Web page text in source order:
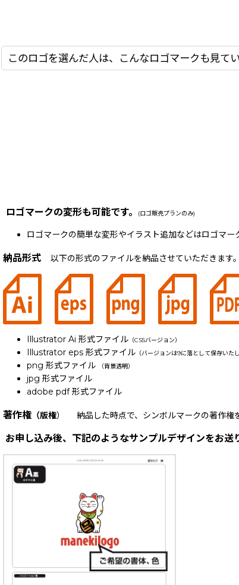
このロゴを選んだ人は、こんなロゴマークも見てい
ロゴマークの変形も可能です。 (ロゴ販売プランのみ)
ロゴマークの簡単な変形やイラスト追加などはロゴマ
納品形式 以下の形式のファイルを納品させていただきます。
Illustrator Ai 形式ファイル （CS5バージョン）
Illustrator eps 形式ファイル （バージョンは9に落として保存いたし
png 形式ファイル （背景透明）
jpg 形式ファイル
adobe pdf 形式ファイル
著作権 （版権） 納品した時点で、シンボルマークの著作権
お申し込み後、下記のようなサンプルデザインをお送